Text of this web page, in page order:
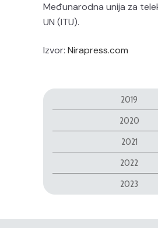
Međunarodna unija za
UN (ITU).
Izvor: Nirapress.com
2019
2020
2021
2022
2023